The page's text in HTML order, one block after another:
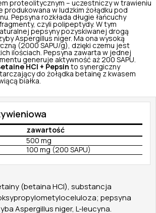
proteolitycznym – uczestniczy w trawieniu
produkowana w ludzkim żołądku pod
Pepsyna rozkłada długie łańcuchy
czyli polipeptydy. W tym
pepsyny pozyskiwanej drogą
Aspergillus niger. Ma ona wysoką
(2000 SAPU/g), dzięki czemu jest
ilościach. Pepsyna zawarta w jednej
generuje aktywność aż 200 SAPU.
HCl + Pepsin to synergiczny
do żołądka betainę z kwasem
białka.
zawartość
500 mg
100 mg (200 SAPU)
(betaina HCl), substancja
pepsyna
Aspergillus niger, L-leucyna.